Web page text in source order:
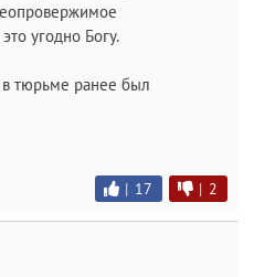
угодно Богу.
в тюрьме ранее был
| 17 | 2